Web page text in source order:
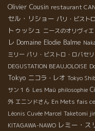
Olivier Cousin restaurant
セル・リショー パリ・ビストロ
トゥッシュ ニースのオリヴィエ
レ Domaine Elodie Balme
ミリー パリ・ビストロ・ロバセ
DEGUSTATION BEAUJOLOISE
Tokyo ニコラ・レオ Tokyo
サン１６ Les Maù philosophie
外 エニンドさん En Mets fais
Léonis Cuvée Marcel Taketomi
KITAGAWA-NAWO レミー・ス